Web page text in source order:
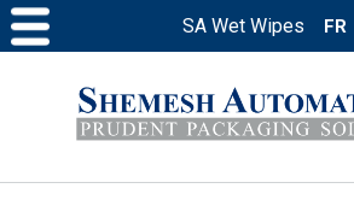
SA Wet Wipes FR